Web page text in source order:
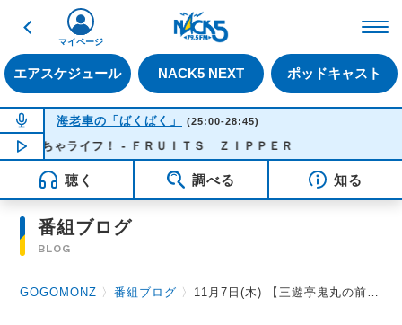
戻る
エアスケジュール NACK5 NEXT ポッドキャスト
マイページ
NOW ON AIR
海老車の「ばくばく」 (25:00-28:45)
NOW PLAYING01:14
ちゃライフ！ - ＦＲＵＩＴＳ ＺＩＰＰＥＲ
聴く 調べる 知る
番組ブログ
BLOG
GOGOMONZ 〉番組ブログ 〉 11月7日(木) 【三遊亭鬼丸の前立腺がん早期発見のキッカケ！N-NOSEスペシャル】